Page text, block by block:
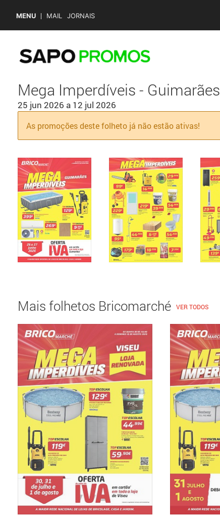
MENU MAIL JORNAIS
Mega Imperdíveis - Guimarães
25 jun 2026 a 12 jul 2026
As promoções deste folheto já não estão ativas!
Mais folhetos Bricomarché VER TODOS